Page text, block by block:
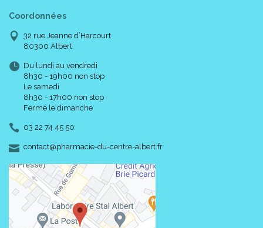
Coordonnées
32 rue Jeanne d’Harcourt
80300 Albert
Du lundi au vendredi
8h30 - 19h00 non stop
Le samedi
8h30 - 17h00 non stop
Fermé le dimanche
03 22 74 45 50
contact-
@-
pharmacie-du-centre-albert.fr